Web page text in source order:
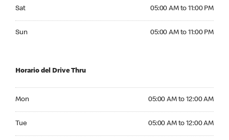
Sat 05:00 AM to 11:00 PM
Sun 05:00 AM to 11:00 PM
Horario del Drive Thru
Mon 05:00 AM to 12:00 AM
Tue 05:00 AM to 12:00 AM